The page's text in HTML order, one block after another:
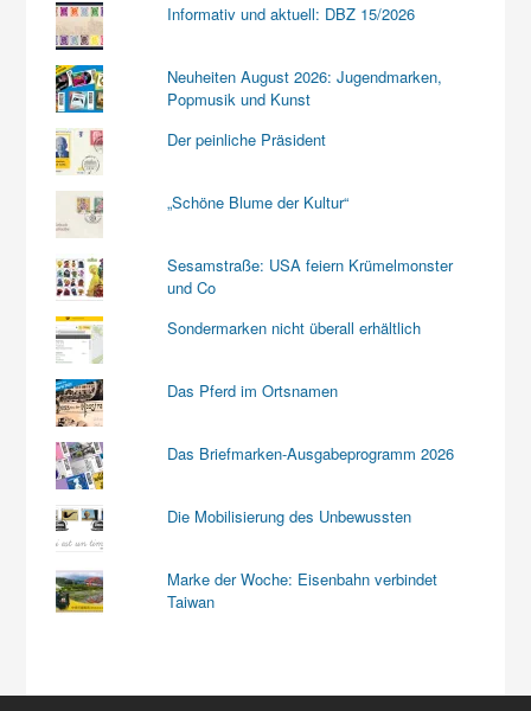
Informativ und aktuell: DBZ 15/2026
Neuheiten August 2026: Jugendmarken,
Popmusik und Kunst
Der peinliche Präsident
„Schöne Blume der Kultur“
Sesamstraße: USA feiern Krümelmonster
und Co
Sondermarken nicht überall erhältlich
Das Pferd im Ortsnamen
Das Briefmarken-Ausgabeprogramm 2026
Die Mobilisierung des Unbewussten
Marke der Woche: Eisenbahn verbindet
Taiwan